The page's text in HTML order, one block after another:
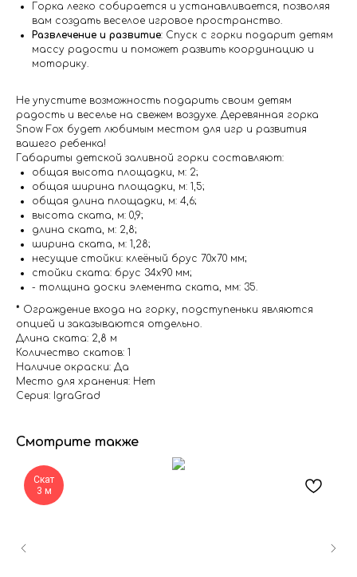
Горка легко собирается и устанавливается, позволяя
вам создать веселое игровое пространство.
Развлечение и развитие: Спуск с горки подарит детям
массу радости и поможет развить координацию и
моторику.
Не упустите возможность подарить своим детям
радость и веселье на свежем воздухе. Деревянная горка
Snow Fox будет любимым местом для игр и развития
вашего ребенка!
Габариты детской заливной горки составляют:
общая высота площадки, м: 2;
общая ширина площадки, м: 1,5;
общая длина площадки, м: 4,6;
высота ската, м: 0,9;
длина ската, м: 2,8;
ширина ската, м: 1,28;
несущие стойки: клеёный брус 70х70 мм;
стойки ската: брус 34х90 мм;
- толщина доски элемента ската, мм: 35.
* Ограждение входа на горку, подступеньки являются
опцией и заказываются отдельно.
Длина ската: 2,8 м
Количество скатов: 1
Наличие окраски: Да
Место для хранения: Нет
Серия: IgraGrad
Смотрите также
Скат
3 м